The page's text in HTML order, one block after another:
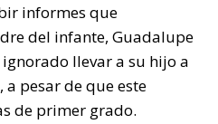
informes que
del infante, Guadalupe
ignorado llevar a su hijo a
pesar de que este
de primer grado.